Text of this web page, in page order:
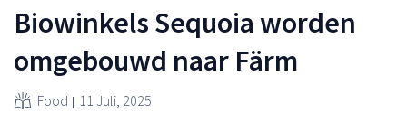
Biowinkels Sequoia worden
omgebouwd naar Färm
Food 11 Juli, 2025